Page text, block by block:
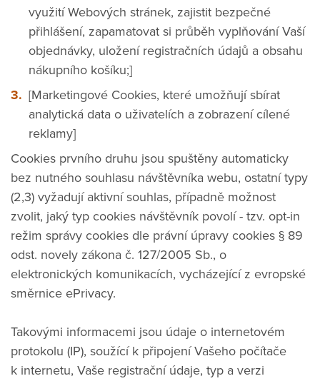
využití Webových stránek, zajistit bezpečné
přihlášení, zapamatovat si průběh vyplňování Vaší
objednávky, uložení registračních údajů a obsahu
nákupního košíku;]
[Marketingové Cookies, které umožňují sbírat
analytická data o uživatelích a zobrazení cílené
reklamy]
Cookies prvního druhu jsou spuštěny automaticky
bez nutného souhlasu návštěvníka webu, ostatní typy
(2,3) vyžadují aktivní souhlas, případně možnost
zvolit, jaký typ cookies návštěvník povolí - tzv. opt-in
režim správy cookies dle právní úpravy cookies § 89
odst. novely zákona č. 127/2005 Sb., o
elektronických komunikacích, vycházející z evropské
směrnice ePrivacy.
Takovými informacemi jsou údaje o internetovém
protokolu (IP), soužící k připojení Vašeho počítače
k internetu, Vaše registrační údaje, typ a verzi